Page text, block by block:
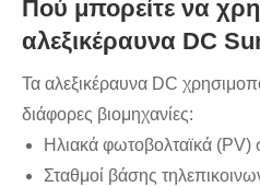
Πού μπορείτε να
αλεξικέραυνα DC
Τα αλεξικέραυνα DC
διάφορες βιομηχανίες:
Ηλιακά φωτοβολταϊκά (PV)
Σταθμοί βάσης